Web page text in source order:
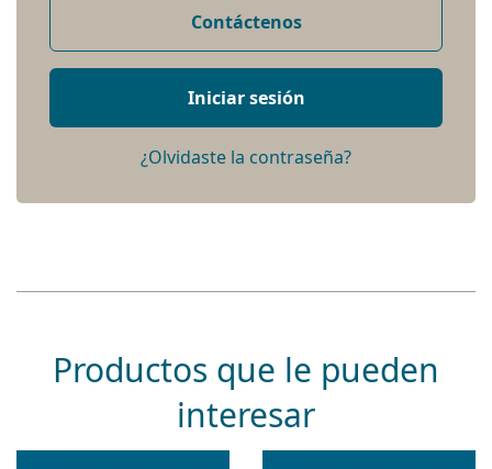
Contáctenos
Iniciar sesión
¿Olvidaste la contraseña?
Productos que le pueden
interesar